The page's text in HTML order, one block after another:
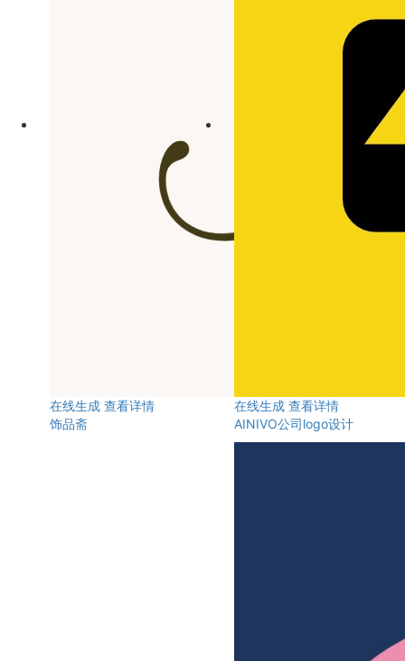
在线生成 查看详情
饰品斋
在线生成 查看详情
AINIVO公司logo设计